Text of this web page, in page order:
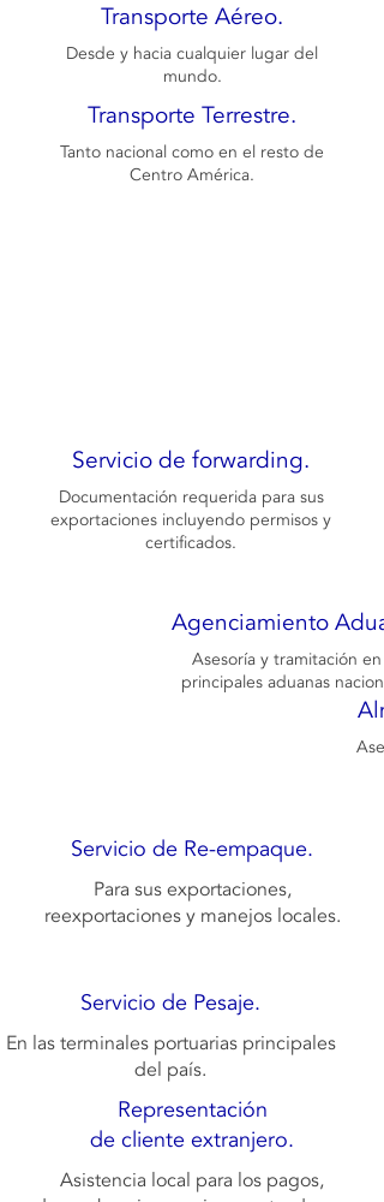
Transporte Aéreo.
Desde y hacia cualquier lugar del
mundo.
Transporte Terrestre.
Tanto nacional como en el resto de
Centro América.
Servicio de forwarding.
Documentación requerida para sus
exportaciones incluyendo permisos y
certificados.
Agenciamiento
Asesoría y tramitación en
principales aduanas
Servicio de Re-empaque.
Para sus exportaciones,
reexportaciones y manejos locales.
Servicio de Pesaje.
En las terminales portuarias principales
del país.
Representación
de cliente extranjero.
Asistencia local para los pagos,